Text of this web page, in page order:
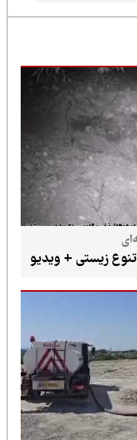
زیستی + ویدیو